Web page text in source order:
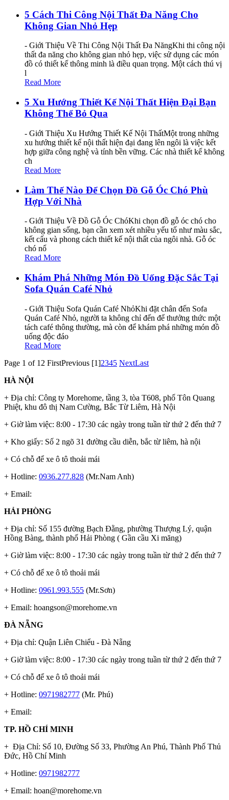
5 Cách Thi Công Nội Thất Đa Năng Cho
Không Gian Nhỏ Hẹp
- Giới Thiệu Về Thi Công Nội Thất Đa NăngKhi thi công nội
thất đa năng cho không gian nhỏ hẹp, việc sử dụng các món
đồ có thiết kế thông minh là điều quan trọng. Một cách thú vị
l
Read More
5 Xu Hướng Thiết Kế Nội Thất Hiện Đại Bạn
Không Thể Bỏ Qua
- Giới Thiệu Xu Hướng Thiết Kế Nội ThấtMột trong những
xu hướng thiết kế nội thất hiện đại đang lên ngôi là việc kết
hợp giữa công nghệ và tính bền vững. Các nhà thiết kế không
ch
Read More
Làm Thế Nào Để Chọn Đồ Gỗ Óc Chó Phù
Hợp Với Nhà
- Giới Thiệu Về Đồ Gỗ Óc ChóKhi chọn đồ gỗ óc chó cho
không gian sống, bạn cần xem xét nhiều yếu tố như màu sắc,
kết cấu và phong cách thiết kế nội thất của ngôi nhà. Gỗ óc
chó nổ
Read More
Khám Phá Những Món Đồ Uống Đặc Sắc Tại
Sofa Quán Café Nhỏ
- Giới Thiệu Sofa Quán Café NhỏKhi đặt chân đến Sofa
Quán Café Nhỏ, người ta không chỉ đến để thưởng thức một
tách café thông thường, mà còn để khám phá những món đồ
uống độc đáo
Read More
Page 1 of 12 FirstPrevious [1]2345 NextLast
HÀ NỘI
+ Địa chỉ: Công ty Morehome, tầng 3, tòa T608, phố Tôn Quang
Phiệt, khu đô thị Nam Cường, Bắc Từ Liêm, Hà Nội
+ Giờ làm việc: 8:00 - 17:30 các ngày trong tuần từ thứ 2 đến thứ 7
+ Kho giấy: Số 2 ngõ 31 đường cầu diễn, bắc từ liêm, hà nội
+ Có chỗ để xe ô tô thoải mái
+ Hotline: 0936.277.828 (Mr.Nam Anh)
+ Email:
HẢI PHÒNG
+ Địa chỉ: Số 155 đường Bạch Đằng, phường Thượng Lý, quận
Hồng Bàng, thành phố Hải Phòng ( Gần cầu Xi măng)
+ Giờ làm việc: 8:00 - 17:30 các ngày trong tuần từ thứ 2 đến thứ 7
+ Có chỗ để xe ô tô thoải mái
+ Hotline: 0961.993.555 (Mr.Sơn)
+ Email: hoangson@morehome.vn
ĐÀ NẴNG
+ Địa chỉ: Quận Liên Chiểu - Đà Nẵng
+ Giờ làm việc: 8:00 - 17:30 các ngày trong tuần từ thứ 2 đến thứ 7
+ Có chỗ để xe ô tô thoải mái
+ Hotline: 0971982777 (Mr. Phú)
+ Email:
TP. HỒ CHÍ MINH
+ Địa Chỉ: Số 10, Đường Số 33, Phường An Phú, Thành Phố Thủ
Đức, Hồ Chí Minh
+ Hotline: 0971982777
+ Email: hoan@morehome.vn